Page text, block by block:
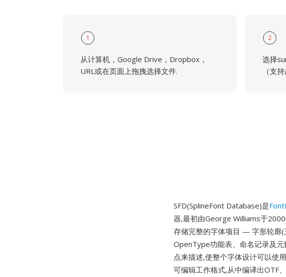
1
从计算机，Google Drive，Dropbox，
URL或在页面上拖拽选择文件.
2
选择
（支
SFD(SplineFont Database)是
器,最初由George Williams于
存储完整的字体项目 — 字形轮廓(
OpenType功能表、命名记录及
点来描述,使整个字体设计可以使
可编辑工作格式,从中编译出OTF